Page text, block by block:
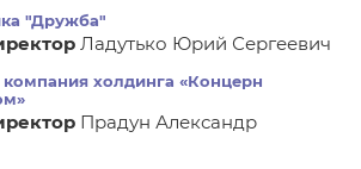
"Дружба"
Ладутько Юрий Сергеевич
холдинга «Концерн
Прадун Александр